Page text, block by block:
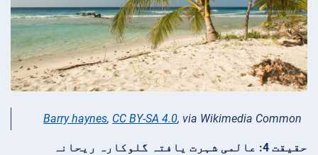
Barry haynes, CC BY-SA 4.0, via Wikimedia Common
حقیقت 4: عالمی شہرت یافتہ گلوکارہ ریحانہ